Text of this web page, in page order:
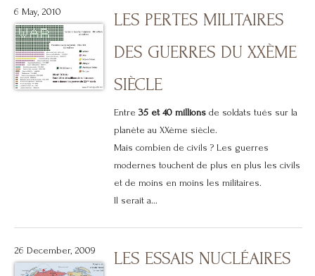
6 May, 2010
LES PERTES MILITAIRES
DES GUERRES DU XXÈME
SIÈCLE
Entre 35 et 40 millionsde soldats tués sur la
planète au XXème siècle.
Mais combien de civils ? Les guerres
modernes touchent de plus en plus les civils
et de moins en moins les militaires.
Il serait a...
26 December, 2009
LES ESSAIS NUCLÉAIRES